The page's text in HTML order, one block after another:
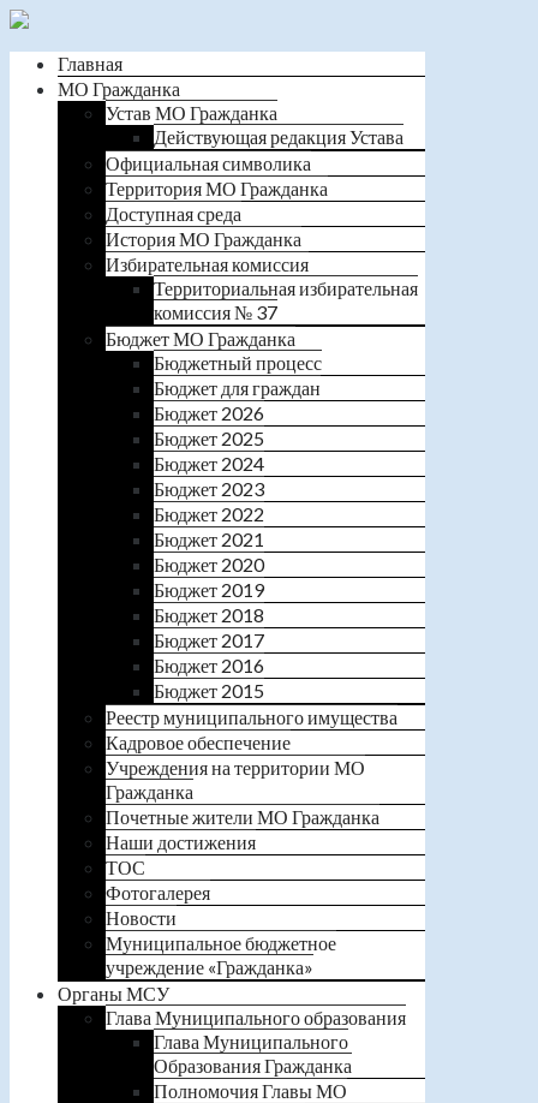
Главная
МО Гражданка
Устав МО Гражданка
Действующая редакция Устава
Официальная символика
Территория МО Гражданка
Доступная среда
История МО Гражданка
Избирательная комиссия
Территориальная избирательная
комиссия № 37
Бюджет МО Гражданка
Бюджетный процесс
Бюджет для граждан
Бюджет 2026
Бюджет 2025
Бюджет 2024
Бюджет 2023
Бюджет 2022
Бюджет 2021
Бюджет 2020
Бюджет 2019
Бюджет 2018
Бюджет 2017
Бюджет 2016
Бюджет 2015
Реестр муниципального имущества
Кадровое обеспечение
Учреждения на территории МО
Гражданка
Почетные жители МО Гражданка
Наши достижения
ТОС
Фотогалерея
Новости
Муниципальное бюджетное
учреждение «Гражданка»
Органы МСУ
Глава Муниципального образования
Глава Муниципального
Образования Гражданка
Полномочия Главы МО